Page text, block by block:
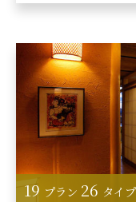
19 プラン 26 タイプ